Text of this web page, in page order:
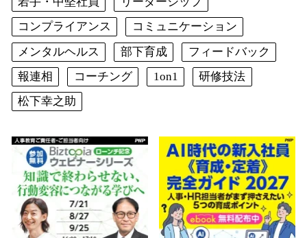
コンプライアンス
コミュニケーション
メンタルヘルス
部下育成
フィードバック
報連相
コーチング 1on1
研修技法
松下幸之助